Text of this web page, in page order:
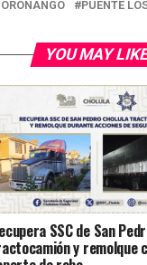
PUENTE
YOU MAY
SSC de San
y remolque